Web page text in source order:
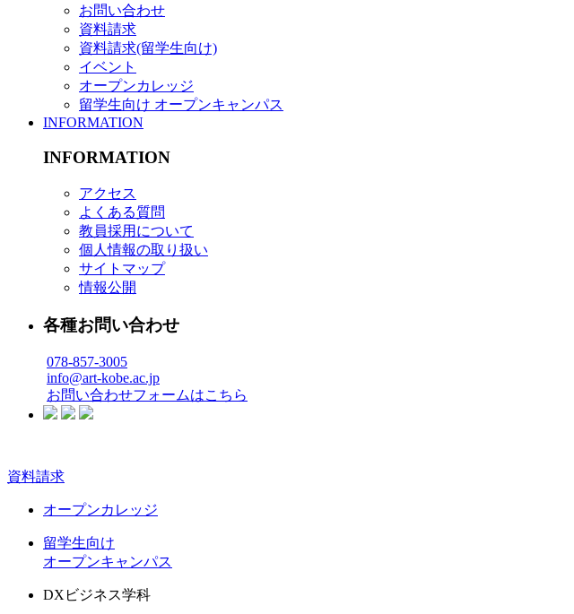
お問い合わせ
資料請求
資料請求(留学生向け)
イベント
オープンカレッジ
留学生向け オープンキャンパス
INFORMATION
INFORMATION
アクセス
よくある質問
教員採用について
個人情報の取り扱い
サイトマップ
情報公開
各種お問い合わせ
078-857-3005
info@art-kobe.ac.jp
お問い合わせフォームはこちら
資料請求
オープンカレッジ
留学生向け
オープンキャンパス
DXビジネス学科